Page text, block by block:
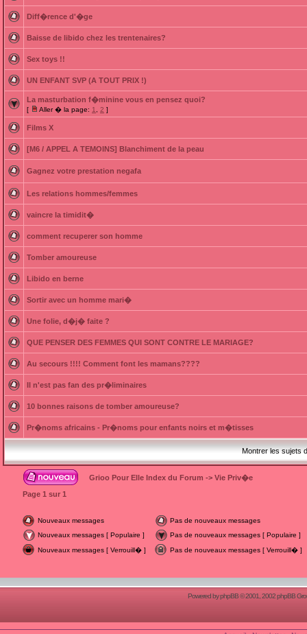
Diff�rence d'�ge
Baisse de libido chez les trentenaires?
Sex toys !!
UN ENFANT SVP (A TOUT PRIX !)
La masturbation f�minine vous en pensez quoi?
[ Aller � la page: 1 2 ]
Films X
[M6 / APPEL A TEMOINS] Blanchiment de la peau
Gagnez votre prestation negafa
Les relations hommes/femmes
vaincre la timidit�
comment recuperer son homme
Tomber amoureuse
Libido en berne
Sortir avec un homme mari�
Une folie, d�j� faite ?
QUE PENSER DES FEMMES QUI SONT CONTRE LE MARIAGE?
Au secours !!!! Comment font les mamans????
Il n'est pas fan des pr�liminaires
10 bonnes raisons de tomber amoureuse?
Pr�noms africains - Pr�noms pour enfants noirs et m�tisses
Montrer les sujets
Grioo Pour Elle Index du Forum -> Vie Priv�e
Page 1 sur 1
Nouveaux messages
Pas de nouveaux messages
Nouveaux messages [ Populaire ]
Pas de nouveaux messages [ Populaire ]
Nouveaux messages [ Verrouill� ]
Pas de nouveaux messages [ Verrouill� ]
Powered byphpBB© 2001, 2002 phpBB